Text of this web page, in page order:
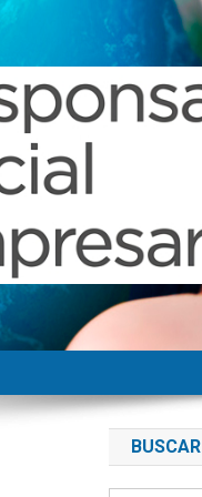
BUSCAR